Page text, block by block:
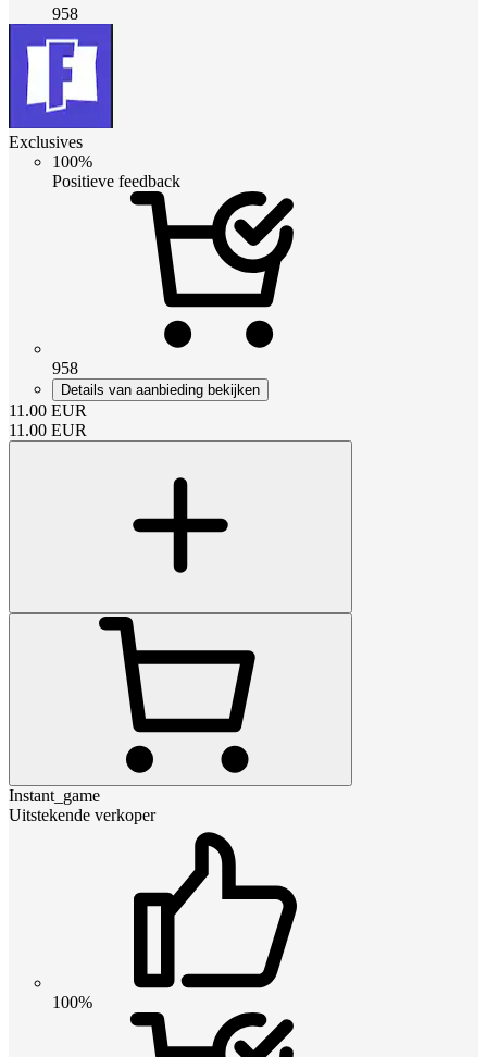
958
Exclusives
100%
Positieve feedback
958
Details van aanbieding bekijken
11.00 EUR
11.00 EUR
Instant_game
Uitstekende verkoper
100%